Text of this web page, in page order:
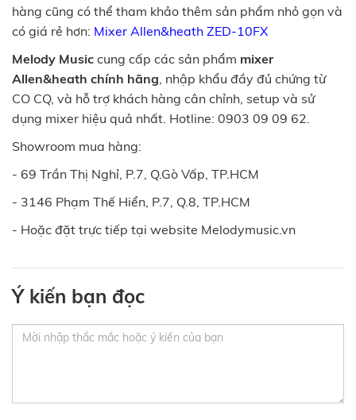
hàng cũng có thể tham khảo thêm sản phẩm nhỏ gọn và
có giá rẻ hơn: Mixer Allen&heath ZED-10FX
Melody Music cung cấp các sản phẩm mixer
Allen&heath chính hãng , nhập khẩu đầy đủ chứng từ
CO CQ, và hỗ trợ khách hàng cân chỉnh, setup và sử
dụng mixer hiệu quả nhất. Hotline: 0903 09 09 62.
Showroom mua hàng:
- 69 Trần Thị Nghỉ, P.7, Q.Gò Vấp, TP.HCM
- 3146 Phạm Thế Hiển, P.7, Q.8, TP.HCM
- Hoặc đặt trực tiếp tại website Melodymusic.vn
Ý kiến bạn đọc